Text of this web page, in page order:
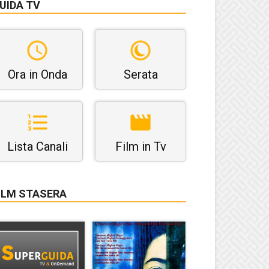
TV
Ora in Onda Serata
Lista Canali Film in Tv
STASERA